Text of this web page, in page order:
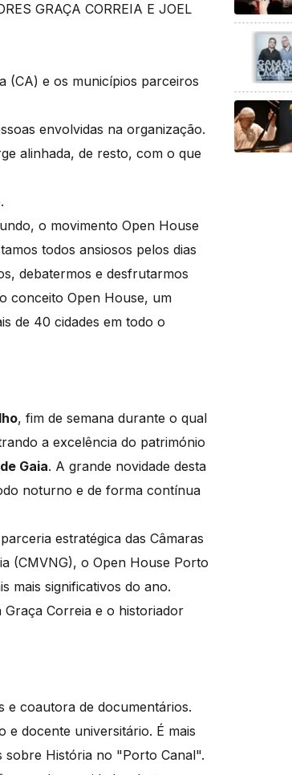
GRAÇA CORREIA E JOEL
(CA) e os municípios parceiros
envolvidas na organização.
alinhada, de resto, com o que
o movimento Open House
todos ansiosos pelos dias
debatermos e desfrutarmos
conceito Open House, um
de 40 cidades em todo o
, fim de semana durante o qual
a excelência do património
Gaia. A grande novidade desta
noturno e de forma contínua
estratégica das Câmaras
(CMVNG), o Open House Porto
mais significativos do ano.
Correia e o historiador
e coautora de documentários.
e docente universitário. É mais
sobre História no "Porto Canal".